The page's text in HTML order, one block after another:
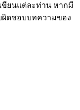
ขียนแต่ละท่าน หากมี
ผิดชอบบทความของ